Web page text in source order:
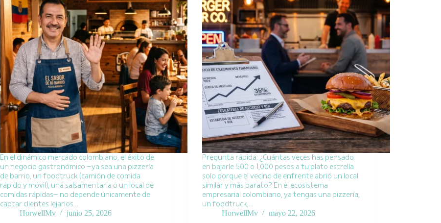
En el dinámico mercado colombiano, el éxito de
un negocio gastronómico —ya sea una pizzería
de barrio, un foodtruck (camión de comida
rápido y móvil), una salsamentaria o un local de
comidas rápidas— no depende únicamente de
captar clientes lejanos…
HorwellMv junio 25, 2026
Pregunta rápida: ¿Cuántas veces has pensado
en bajarle 500 o 1,000 pesos a tu plato estrella
solo porque el vecino de enfrente abrió un local
similar y más barato? En el ecosistema
empresarial colombiano, ya tengas una pizzería,
un foodtruck,…
HorwellMv mayo 22, 2026